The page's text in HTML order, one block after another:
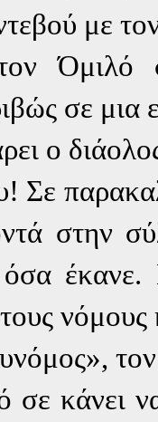
με
Όμιλό
σε μια
ο
Σε
στην
έκανε.
κάνει